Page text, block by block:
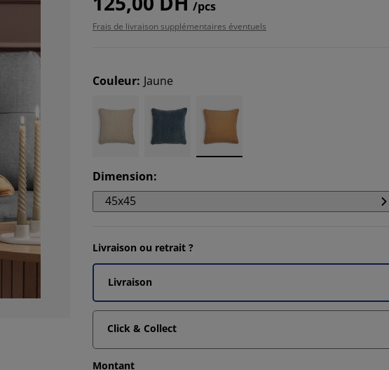
/pcs
Frais de livraison supplémentaires éventuels
Couleur: Jaune
Dimension:
45x45
Livraison ou retrait ?
Livraison
Click & Collect
Montant
11.11111111111111%